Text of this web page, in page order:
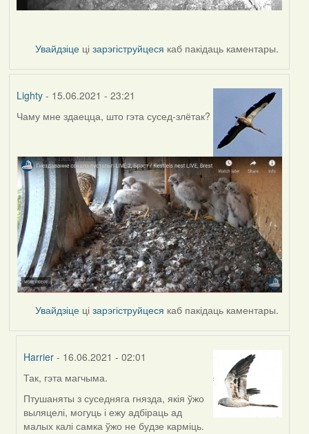
Увайдзіце цізарэгіструйцеся каб пакідаць каментары.
Lighty- 15.06.2021 - 23:21
Чаму мне здаецца, што гэта сусед-злётак?
Увайдзіце цізарэгіструйцеся каб пакідаць каментары.
Harrier - 16.06.2021 - 02:01
In
reply
to
by
Так, гэта магчыма.
Птушаняты з суседняга гнязда, якія ўжо
выляцелі, могуць і ежу адбіраць ад
малых калі самка ўжо не будзе карміць.